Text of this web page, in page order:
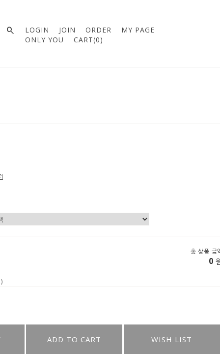
 LOGIN JOIN ORDER
MY PAGE
ONLY YOU
CART(0)
총 상품 금
0
ADD TO CART WISH LIST